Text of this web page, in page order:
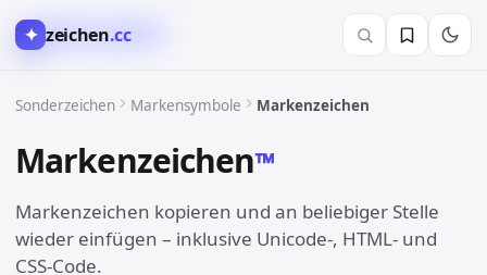
✦ zeichen.cc
Sonderzeichen Markensymbole Markenzeichen
Markenzeichen™︎
Markenzeichen kopieren und an beliebiger Stelle
wieder einfügen – inklusive Unicode-, HTML- und
CSS-Code.
™︎ Markensymbole